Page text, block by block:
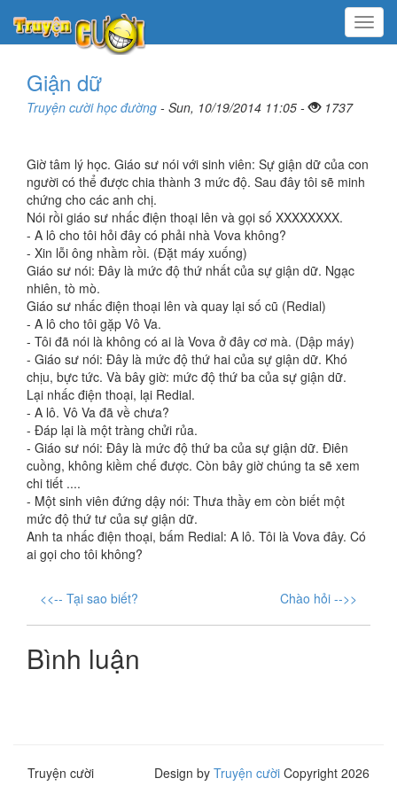
Menu
Giận dữ
Truyện cười học đường - Sun, 10/19/2014 11:05 - 1737
Giờ tâm lý học. Giáo sư nói với sinh viên: Sự giận dữ của con
người có thể được chia thành 3 mức độ. Sau đây tôi sẽ minh
chứng cho các anh chị.
Nói rồi giáo sư nhấc điện thoại lên và gọi số XXXXXXXX.
- A lô cho tôi hỏi đây có phải nhà Vova không?
- Xin lỗi ông nhầm rồi. (Đặt máy xuống)
Giáo sư nói: Đây là mức độ thứ nhất của sự giận dữ. Ngạc
nhiên, tò mò.
Giáo sư nhấc điện thoại lên và quay lại số cũ (Redial)
- A lô cho tôi gặp Vô Va.
- Tôi đã nói là không có ai là Vova ở đây cơ mà. (Dập máy)
- Giáo sư nói: Đây là mức độ thứ hai của sự giận dữ. Khó
chịu, bực tức. Và bây giờ: mức độ thứ ba của sự giận dữ.
Lại nhấc điện thoại, lại Redial.
- A lô. Vô Va đã về chưa?
- Đáp lại là một tràng chửi rủa.
- Giáo sư nói: Đây là mức độ thứ ba của sự giận dữ. Điên
cuồng, không kiềm chế được. Còn bây giờ chúng ta sẽ xem
chi tiết ....
- Một sinh viên đứng dậy nói: Thưa thầy em còn biết một
mức độ thứ tư của sự giận dữ.
Anh ta nhấc điện thoại, bấm Redial: A lô. Tôi là Vova đây. Có
ai gọi cho tôi không?
<<-- Tại sao biết? Chào hỏi -->>
Bình luận
Truyện cười Design by Truyện cười Copyright 2026